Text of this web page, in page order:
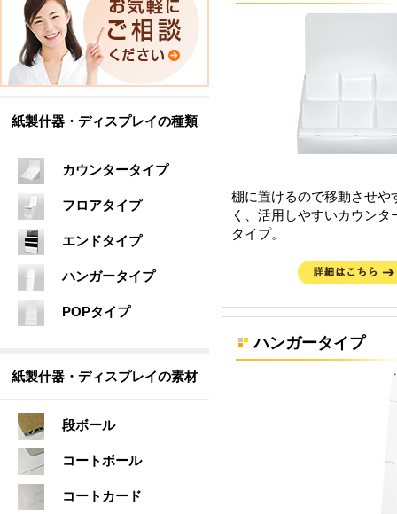
紙製什器・ディスプレイの種類
カウンタータイプ
フロアタイプ
エンドタイプ
ハンガータイプ
POPタイプ
紙製什器・ディスプレイの素材
段ボール
コートボール
コートカード
棚に置けるので移動させや
く、活用しやすいカウンタ
タイプ。
ハンガータイプ